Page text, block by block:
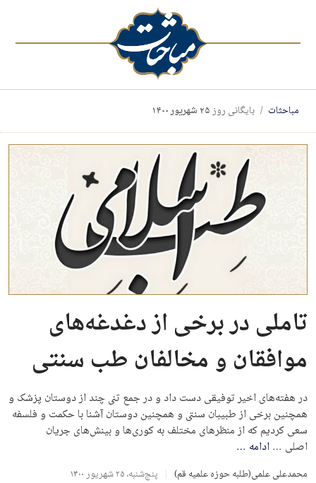
مباحثات بایگانی روز۲۵ شهریور ۱۴۰۰
تاملی در برخی از دغدغه‌های
موافقان و مخالفان طب سنتی
در هفته‌های اخیر توفیقی دست داد و در جمع تنی چند از دوستان پزشک و
همچنین برخی از طبیبان سنتی و همچنین دوستان آشنا با حکمت و فلسفه
سعی کردیم که از منظرهای مختلف به کوری‌ها و بینش‌های جریان
اصلی …ادامه …
محمدعلی علمی(طلبه حوزه علمیه قم) پنج‌شنبه، ۲۵ شهریور ۱۴۰۰